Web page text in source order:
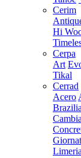
Cerim
Hi
Cerpa
Art
Tikal
Cerrad
Acero
Cambia
Limeria